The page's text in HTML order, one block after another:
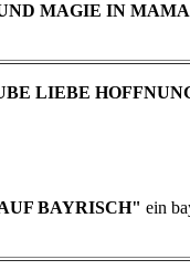
MAGIE IN
LIEBE
BAYRISCH" ein